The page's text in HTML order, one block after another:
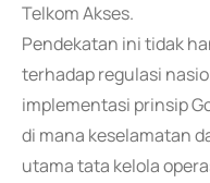
Telkom Akses.
Pendekatan ini tidak
terhadap regulasi
implementasi prinsip
di mana keselamatan
utama tata kelola